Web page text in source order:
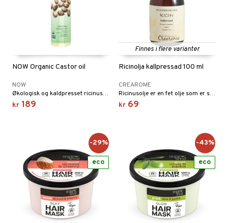
NOW Organic Castor oil
NOW
Økologisk og kaldpresset ricinusolje. Oljen brukes ofte i hår- og hudpleie.
kr 189
Finnes i flere varianter
Ricinolja kallpressad 100 ml
CREAROME
Ricinusolje er en fet olje som er svært populær som hårolje. Oljen stimulerer hårveksten, og resultatet er at håret vokser raskere.
kr 69
-29%
eco
-43%
eco